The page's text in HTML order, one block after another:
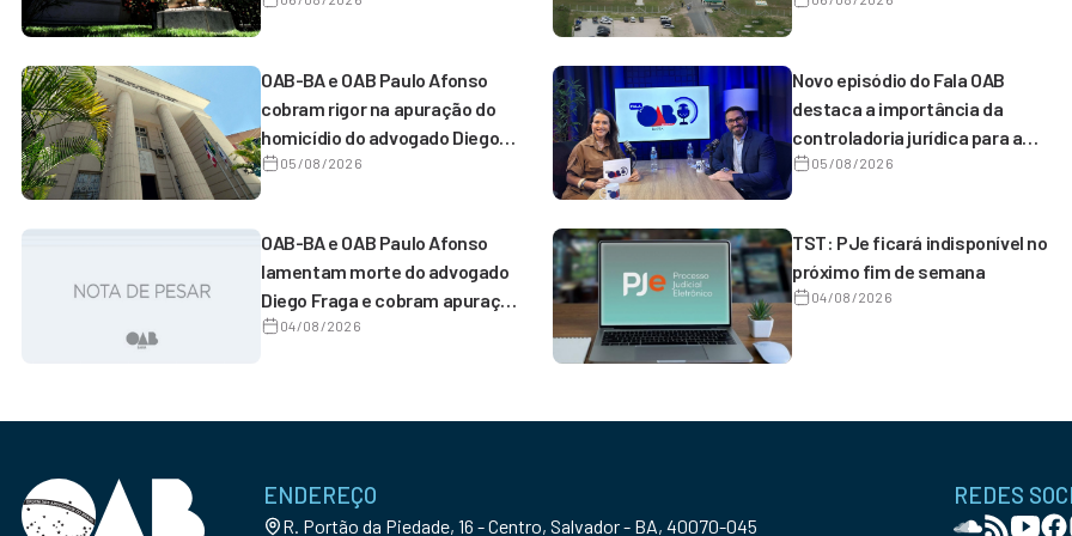
OAB-BA e OAB Paulo Afonso
cobram rigor na apuração do
homicídio do advogado Diego
Fraga de Castro
05/08/2026
Novo episódio do Fala OAB
destaca a importância da
controladoria jurídica para a
gestão estratégica dos
05/08/2026
OAB-BA e OAB Paulo Afonso
lamentam morte do advogado
Diego Fraga e cobram apuração
do homicídio
04/08/2026
TST: PJe ficará indisponível no
próximo fim de semana
04/08/2026
ENDEREÇO
R. Portão da Piedade, 16 - Centro, Salvador - BA, 40070-045
REDES